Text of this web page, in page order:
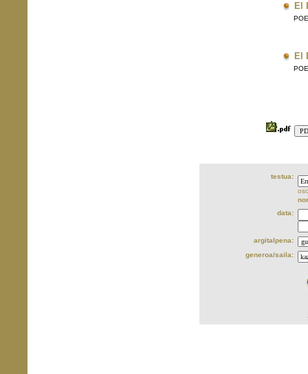
El
El
testua:
data:
argitalpena:
generoa/saila: